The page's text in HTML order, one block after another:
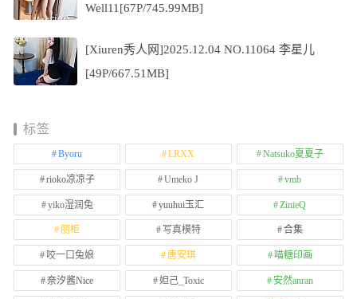
Well11[67P/745.99MB]
[Xiuren秀人网]2025.12.04 NO.11064 李星儿
[49P/667.51MB]
标签
Byoru LRXX Natsuko夏夏子
rioko凉凉子 Umeko J vmb
yiko湿润兔 yuuhui玉汇 ZinieQ
丽柜 写真模特 合集
咬一口兔娘 唐安琪 喵糖印画
奈汐酱Nice 妲己_Toxic 安然anran